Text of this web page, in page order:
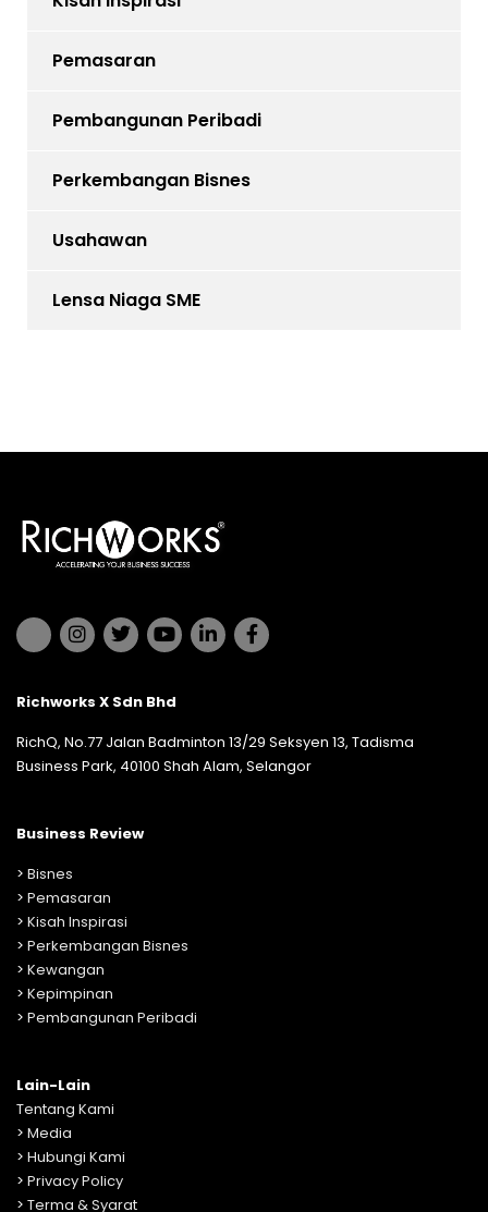
Pemasaran
Pembangunan Peribadi
Perkembangan Bisnes
Usahawan
Lensa Niaga SME
Richworks X Sdn Bhd
RichQ, No.77 Jalan Badminton 13/29 Seksyen 13, Tadisma
Business Park, 40100 Shah Alam, Selangor
Business Review
> Bisnes
> Pemasaran
> Kisah Inspirasi
> Perkembangan Bisnes
> Kewangan
> Kepimpinan
> Pembangunan Peribadi
Lain-Lain
Tentang Kami
> Media
> Hubungi Kami
> Privacy Policy
> Terma & Syarat